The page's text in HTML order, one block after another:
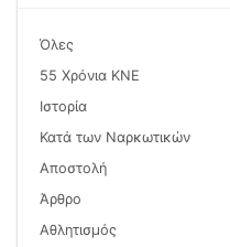
Όλες
55 Χρόνια ΚΝΕ
Ιστορία
Κατά των Ναρκωτικών
Αποστολή
Άρθρο
Αθλητισμός